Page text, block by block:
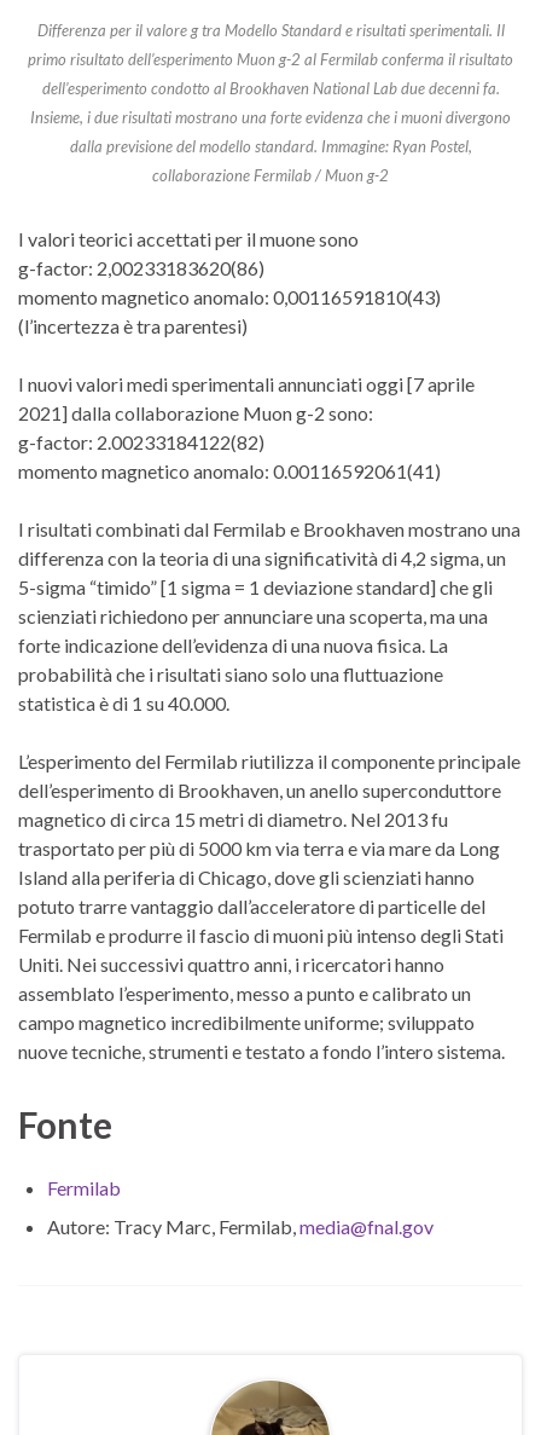
Differenza per il valore g tra Modello Standard e risultati sperimentali. Il
primo risultato dell’esperimento Muon g-2 al Fermilab conferma il risultato
dell’esperimento condotto al Brookhaven National Lab due decenni fa.
Insieme, i due risultati mostrano una forte evidenza che i muoni divergono
dalla previsione del modello standard. Immagine: Ryan Postel,
collaborazione Fermilab / Muon g-2
I valori teorici accettati per il muone sono
g-factor: 2,00233183620(86)
momento magnetico anomalo: 0,00116591810(43)
(l’incertezza è tra parentesi)
I nuovi valori medi sperimentali annunciati oggi [7 aprile
2021] dalla collaborazione Muon g-2 sono:
g-factor: 2.00233184122(82)
momento magnetico anomalo: 0.00116592061(41)
I risultati combinati dal Fermilab e Brookhaven mostrano una
differenza con la teoria di una significatività di 4,2 sigma, un
5-sigma “timido” [1 sigma = 1 deviazione standard] che gli
scienziati richiedono per annunciare una scoperta, ma una
forte indicazione dell’evidenza di una nuova fisica. La
probabilità che i risultati siano solo una fluttuazione
statistica è di 1 su 40.000.
L’esperimento del Fermilab riutilizza il componente principale
dell’esperimento di Brookhaven, un anello superconduttore
magnetico di circa 15 metri di diametro. Nel 2013 fu
trasportato per più di 5000 km via terra e via mare da Long
Island alla periferia di Chicago, dove gli scienziati hanno
potuto trarre vantaggio dall’acceleratore di particelle del
Fermilab e produrre il fascio di muoni più intenso degli Stati
Uniti. Nei successivi quattro anni, i ricercatori hanno
assemblato l’esperimento, messo a punto e calibrato un
campo magnetico incredibilmente uniforme; sviluppato
nuove tecniche, strumenti e testato a fondo l’intero sistema.
Fonte
Fermilab
Autore: Tracy Marc, Fermilab, media@fnal.gov